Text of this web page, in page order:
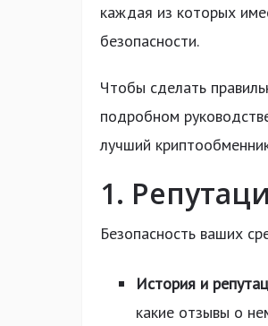
каждая из которых
безопасности.
Чтобы сделать
подробном
лучший
1.
Безопасность ваших
История и
какие отзывы о